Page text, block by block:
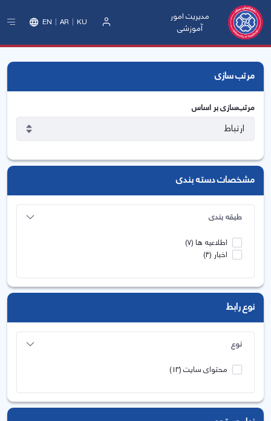
مدیریت امور
آموزشی
EN AR KU
مرتب سازی
مرتب‌سازی بر اساس
مشخصات دسته بندی
طبقه بندی
اطلاعیه ها(7)
اخبار (4)
نوع رابط
نوع
محتوای سایت(13)